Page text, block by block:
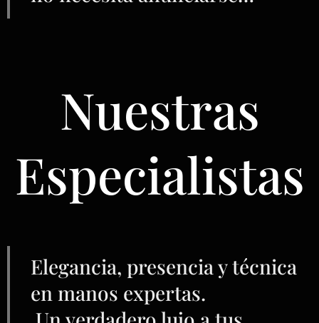
Nuestras
Especialistas
Elegancia, presencia y técnica
en manos expertas.